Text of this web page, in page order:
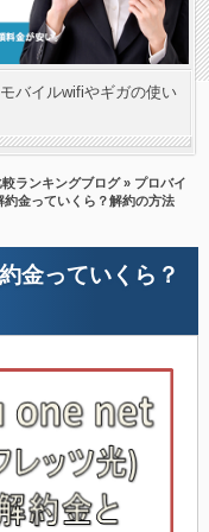
バイルwifiやギガの使い
ランキングブログ» プロバイ
金っていくら？解約の方法
金っていくら？